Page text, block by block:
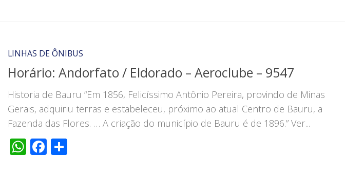
LINHAS DE ÔNIBUS
Horário: Andorfato / Eldorado – Aeroclube – 9547
Historia de Bauru “Em 1856, Felicíssimo Antônio Pereira, provindo de Minas
Gerais, adquiriu terras e estabeleceu, próximo ao atual Centro de Bauru, a
Fazenda das Flores. … A criação do município de Bauru é de 1896.” Ver...
WhatsApp
Facebook